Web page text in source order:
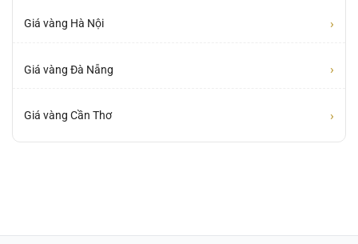
Giá vàng Hà Nội ›
Giá vàng Đà Nẵng ›
Giá vàng Cần Thơ ›